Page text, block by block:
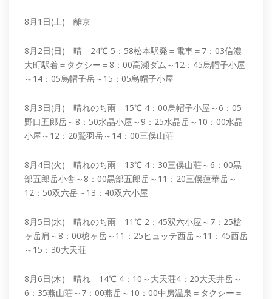
8月1日(土) 離京
8月2日(日) 晴 24℃ 5：58松本駅発＝電車＝7：03信濃
大町駅着＝タクシー＝8：00高瀬ダム～12：45烏帽子小屋
～14：05烏帽子岳～15：05烏帽子小屋
8月3日(月) 晴れのち雨 15℃ 4：00烏帽子小屋～6：05
野口五郎岳～8：50水晶小屋～9：25水晶岳～10：00水晶
小屋～12：20鷲羽岳～14：00三俣山荘
8月4日(火) 晴れのち雨 13℃ 4：30三俣山荘～6：00黒
部五郎岳小舎～8：00黒部五郎岳～11：20三俣蓮華岳～
12：50双六岳～13：40双六小屋
8月5日(水) 晴れのち雨 11℃ 2：45双六小屋～7：25槍
ヶ岳肩～8：00槍ヶ岳～11：25ヒュッテ西岳～11：45西岳
～15：30大天荘
8月6日(木) 晴れ 14℃ 4：10～大天荘4：20大天井岳～
6：35燕山荘～7：00燕岳～10：00中房温泉＝タクシー＝